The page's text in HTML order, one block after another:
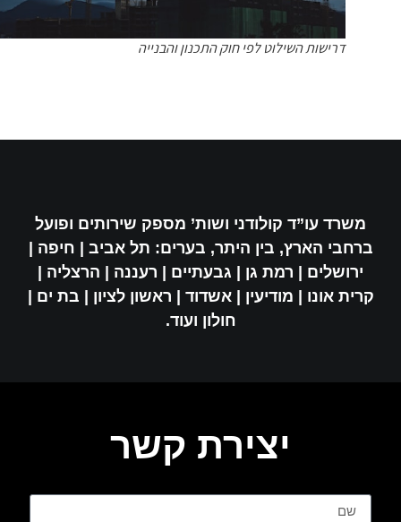
דרישות השילוט לפי חוק התכנון והבנייה
משרד עו”ד קולודני ושות’ מספק שירותים ופועל
ברחבי הארץ, בין היתר, בערים: תל אביב | חיפה |
ירושלים | רמת גן | גבעתיים | רעננה | הרצליה |
קרית אונו | מודיעין | אשדוד | ראשון לציון | בת ים |
חולון ועוד.
יצירת קשר